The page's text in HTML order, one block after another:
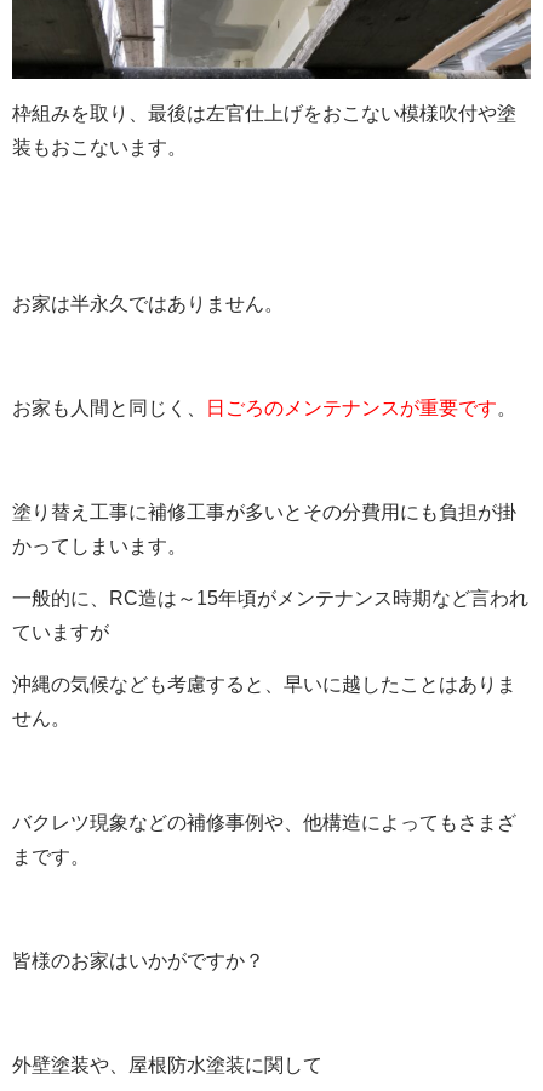
枠組みを取り、最後は左官仕上げをおこない模様吹付や塗
装もおこないます。
お家は半永久ではありません。
お家も人間と同じく、 日ごろのメンテナンスが重要です。
塗り替え工事に補修工事が多いとその分費用にも負担が掛
かってしまいます。
一般的に、RC造は～15年頃がメンテナンス時期など言われ
ていますが
沖縄の気候なども考慮すると、早いに越したことはありま
せん。
バクレツ現象などの補修事例や、他構造によってもさまざ
まです。
皆様のお家はいかがですか？
外壁塗装や、屋根防水塗装に関して